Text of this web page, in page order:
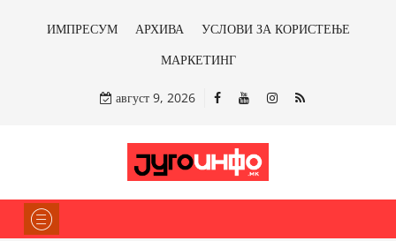
ИМПРЕСУМ АРХИВА
УСЛОВИ ЗА КОРИСТЕЊЕ
МАРКЕТИНГ
август 9, 2026